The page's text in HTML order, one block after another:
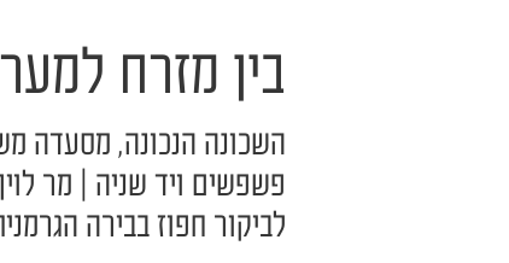
בין מזרח
השכונה הנכונה, מסעדה
פשפשים ויד שניה | מר
לביקור חפוז בבירה